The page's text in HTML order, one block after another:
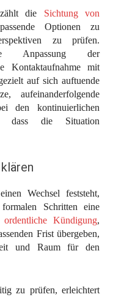
die Sichtung von
Optionen zu
zu prüfen.
Anpassung der
Kontaktaufnahme mit
auf sich auftuende
aufeinanderfolgende
den kontinuierlichen
dass die Situation
Wechsel feststeht,
Schritten eine
ordentliche Kündigung,
Frist übergeben,
und Raum für den
zu prüfen, erleichtert